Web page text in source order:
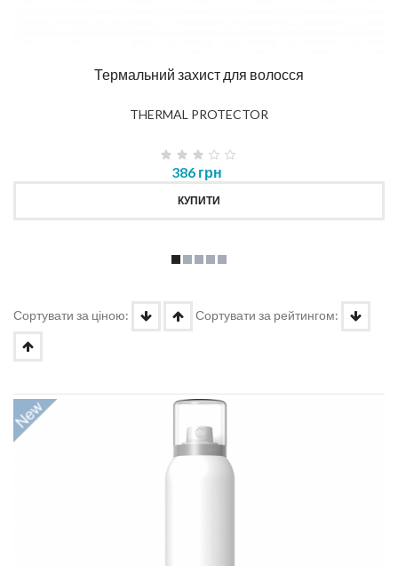
Термальний захист для волосся
THERMAL PROTECTOR
386 грн
КУПИТИ
Сортувати за ціною: Сортувати за рейтингом: